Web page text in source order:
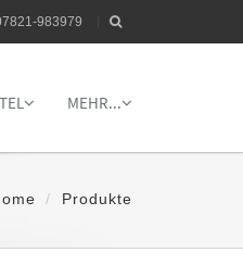
983979
MEHR...
Produkte